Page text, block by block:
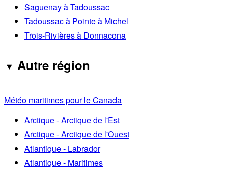
Saguenay à Tadoussac
Tadoussac à Pointe à Michel
Trois-Rivières à Donnacona
Autre région
Météo maritimes pour le Canada
Arctique - Arctique de l'Est
Arctique - Arctique de l'Ouest
Atlantique - Labrador
Atlantique - Maritimes